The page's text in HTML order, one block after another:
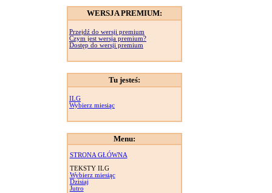
WERSJA PREMIUM:
Przejdź do wersji premium
Czym jest wersja premium?
Dostęp do wersji premium
Tu jesteś:
ILG
Wybierz miesiąc
Menu:
STRONA GŁÓWNA
TEKSTY ILG
Wybierz miesiąc
Dzisiaj
Jutro